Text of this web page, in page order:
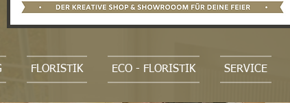
FLORISTIK ECO - FLORISTIK SERVICE